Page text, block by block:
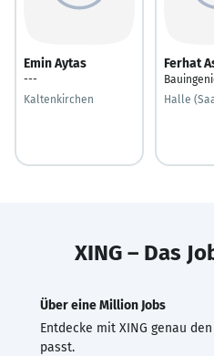
Emin Aytas
---
Kaltenkirchen
Ferhat
Halle
XING – Das
Über eine Million Jobs
Entdecke mit XING genau
passt.